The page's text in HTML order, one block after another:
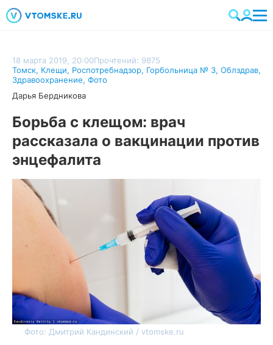
18 марта 2019, 20:00Прочтений: 9875
Томск, Клещи, Роспотребнадзор, Горбольница № 3, Облздрав,
Здравоохранение, Фото
Дарья Бердникова
Борьба с клещом: врач
рассказала о вакцинации против
энцефалита
Фото: Дмитрий Кандинский / vtomske.ru